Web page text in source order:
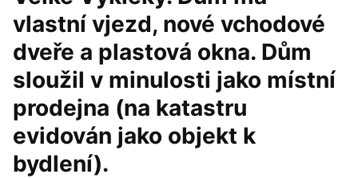
vlastní vjezd, nové vchodové
dveře a plastová okna. Dům
sloužil v minulosti jako místní
prodejna (na katastru
evidován jako objekt k
bydlení).